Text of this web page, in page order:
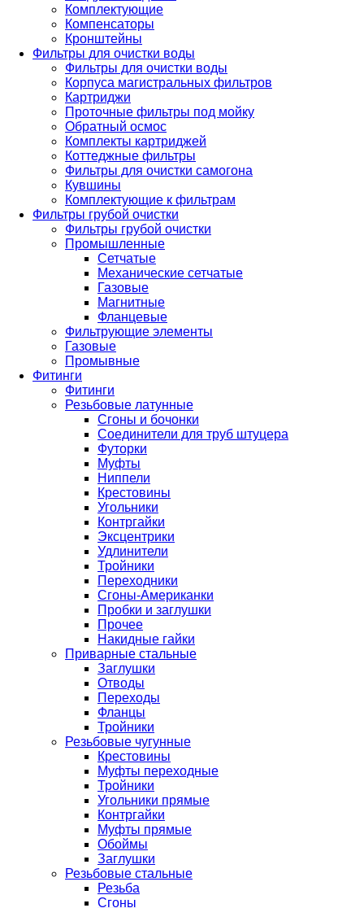
Комплектующие
Компенсаторы
Кронштейны
Фильтры для очистки воды
Фильтры для очистки воды
Корпуса магистральных фильтров
Картриджи
Проточные фильтры под мойку
Обратный осмос
Комплекты картриджей
Коттеджные фильтры
Фильтры для очистки самогона
Кувшины
Комплектующие к фильтрам
Фильтры грубой очистки
Фильтры грубой очистки
Промышленные
Сетчатые
Механические сетчатые
Газовые
Магнитные
Фланцевые
Фильтрующие элементы
Газовые
Промывные
Фитинги
Фитинги
Резьбовые латунные
Сгоны и бочонки
Соединители для труб штуцера
Футорки
Муфты
Ниппели
Крестовины
Угольники
Контргайки
Эксцентрики
Удлинители
Тройники
Переходники
Сгоны-Американки
Пробки и заглушки
Прочее
Накидные гайки
Приварные стальные
Заглушки
Отводы
Переходы
Фланцы
Тройники
Резьбовые чугунные
Крестовины
Муфты переходные
Тройники
Угольники прямые
Контргайки
Муфты прямые
Обоймы
Заглушки
Резьбовые стальные
Резьба
Сгоны